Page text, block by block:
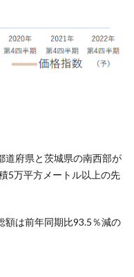
道府県と茨城県の南西部が
5万平方メートル以上の先
額は前年同期比93.5％減の